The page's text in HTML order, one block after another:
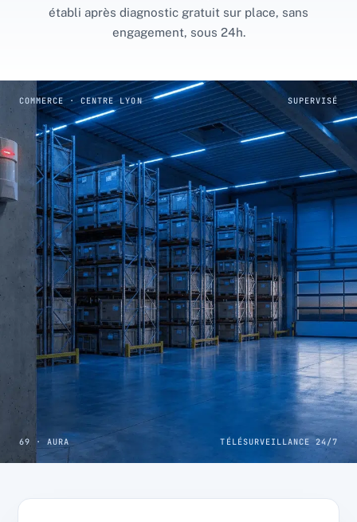
établi après diagnostic gratuit sur place, sans
engagement, sous 24h.
COMMERCE · CENTRE LYON SUPERVISÉ
69 · AURA TÉLÉSURVEILLANCE 24/7